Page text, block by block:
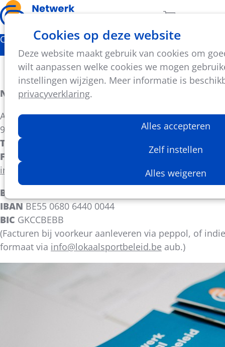
Cookies op deze website
Deze website maakt gebruik van cookies om
wilt aanpassen welke cookies we mogen
instellingen wijzigen. Meer informatie is
privacyverklaring.
Alles accepteren
Zelf instellen
Alles weigeren
Aantal
Contact
Contactgegevens
Netwerk Lokaal Sportbeleid
August de Boeckstraat 1 bus 3
9100 Sint-Niklaas
T 03 780 91 00
F 03 780 91 09
info@lokaalsportbeleid.be
BTW
IBAN BE55 0680 6440 0044
BIC GKCCBEBB
(Facturen bij voorkeur aanleveren via peppol, of
formaat via info@lokaalsportbeleid.be aub.)